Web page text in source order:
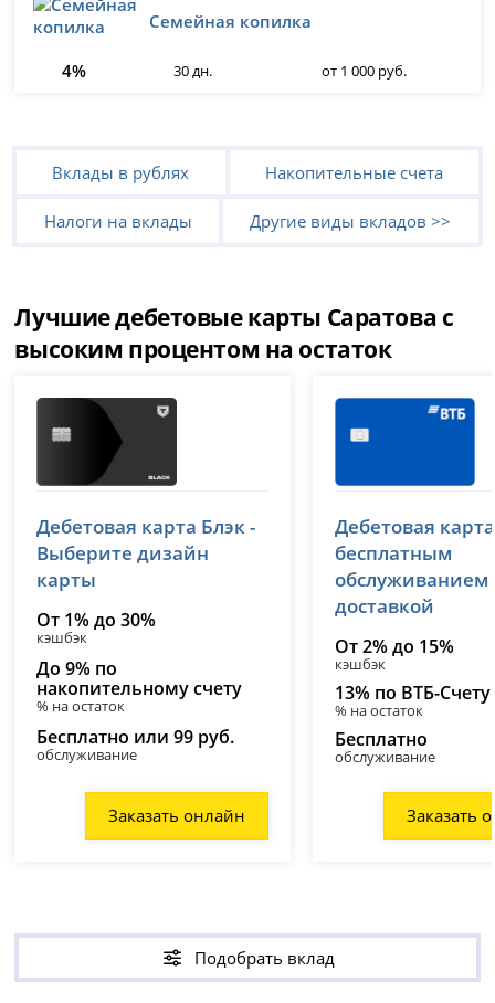
Семейная копилка
4% 30 дн. от 1 000 руб.
Вклады в рублях Накопительные счета
Налоги на вклады Другие виды вкладов >>
Лучшие дебетовые карты Саратова с
высоким процентом на остаток
лицензия № 2673
Дебетовая карта Блэк -
Выберите дизайн
карты
От 1% до 30%
кэшбэк
До 9% по
накопительному счету
% на остаток
Бесплатно или 99 руб.
обслуживание
Заказать онлайн
лицензия № 1000
Дебетовая
бесплатным
обслуживанием
доставкой
От 2% до 15%
кэшбэк
13% по ВТБ-Счету
% на остаток
Бесплатно
обслуживание
Заказать
Подобрать вклад